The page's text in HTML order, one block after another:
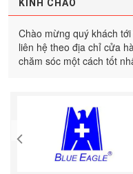
KÍNH CHÀO
Chào mừng quý khách
liên hệ theo địa chỉ cửa
chăm sóc một cách tốt